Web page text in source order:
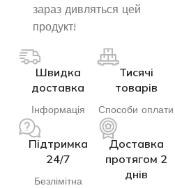
зараз дивляться цей
продукт!
Швидка
доставка
Інформація
Тисячі
товарів
Способи оплати
Підтримка
24/7
Безлімітна
Доставка
протягом 2
днів